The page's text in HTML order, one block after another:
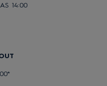
14:00